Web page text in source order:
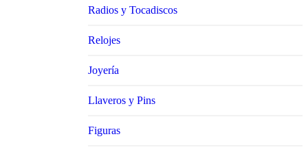
Radios y Tocadiscos
Relojes
Joyería
Llaveros y Pins
Figuras